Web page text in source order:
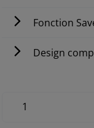
Fonction
Design